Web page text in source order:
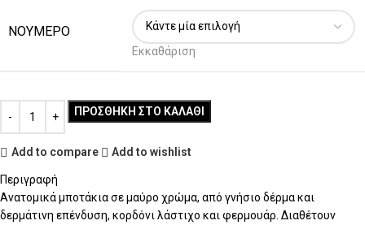
ΝΟΥΜΕΡΟ
Εκκαθάριση
ΠΡΟΣΘΉΚΗ ΣΤΟ ΚΑΛΆΘΙ
Add to compare Add to wishlist
Περιγραφή
Ανατομικά μποτάκια σε μαύρο χρώμα, από γνήσιο δέρμα και
δερμάτινη επένδυση, κορδόνι λάστιχο και φερμουάρ. Διαθέτουν